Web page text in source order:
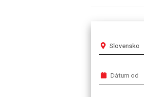
Slovensko